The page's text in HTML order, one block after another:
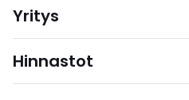
Yritys
Hinnastot